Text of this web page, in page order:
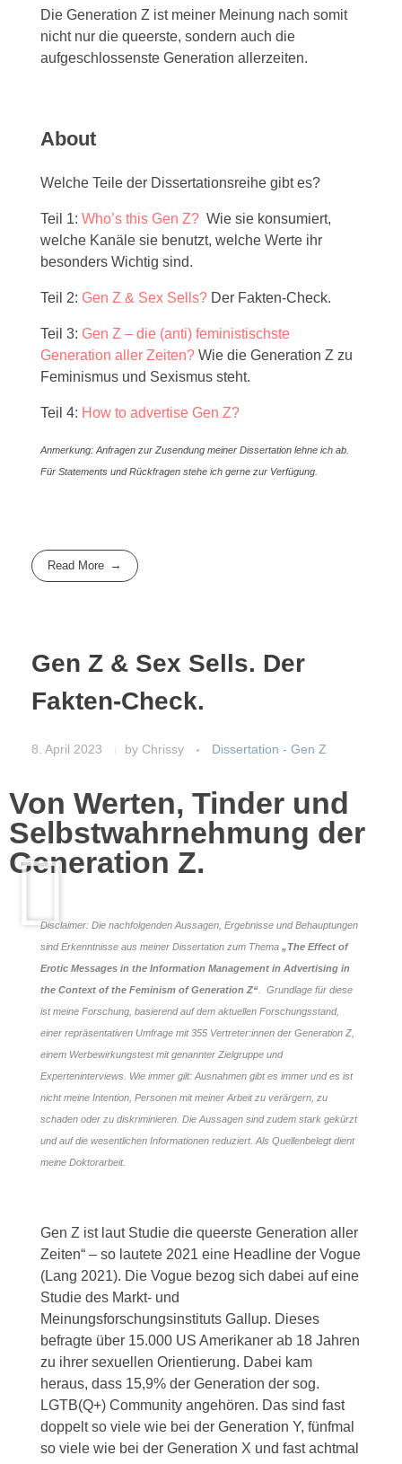
Die Generation Z ist meiner Meinung nach somit
nicht nur die queerste, sondern auch die
aufgeschlossenste Generation allerzeiten.
About
Welche Teile der Dissertationsreihe gibt es?
Teil 1: Who’s this Gen Z? Wie sie konsumiert,
welche Kanäle sie benutzt, welche Werte ihr
besonders Wichtig sind.
Teil 2: Gen Z & Sex Sells? Der Fakten-Check.
Teil 3: Gen Z – die (anti) feministischste
Generation aller Zeiten? Wie die Generation Z zu
Feminismus und Sexismus steht.
Teil 4: How to advertise Gen Z?
Anmerkung: Anfragen zur Zusendung meiner Dissertation lehne ich ab.
Für Statements und Rückfragen stehe ich gerne zur Verfügung.
Read More
Gen Z & Sex Sells. Der
Fakten-Check.
8. April 2023 by Chrissy Dissertation - Gen Z
Von Werten, Tinder und
Selbstwahrnehmung der
Generation Z.
Disclaimer: Die nachfolgenden Aussagen, Ergebnisse und Behauptungen
sind Erkenntnisse aus meiner Dissertation zum Thema „The Effect of
Erotic Messages in the Information Management in Advertising in
the Context of the Feminism of Generation Z“ . Grundlage für diese
ist meine Forschung, basierend auf dem aktuellen Forschungsstand,
einer repräsentativen Umfrage mit 355 Vertreter:innen der Generation Z,
einem Werbewirkungstest mit genannter Zielgruppe und
Experteninterviews. Wie immer gilt: Ausnahmen gibt es immer und es ist
nicht meine Intention, Personen mit meiner Arbeit zu verärgern, zu
schaden oder zu diskriminieren. Die Aussagen sind zudem stark gekürzt
und auf die wesentlichen Informationen reduziert. Als Quellenbelegt dient
meine Doktorarbeit.
Gen Z ist laut Studie die queerste Generation aller
Zeiten“ – so lautete 2021 eine Headline der Vogue
(Lang 2021). Die Vogue bezog sich dabei auf eine
Studie des Markt- und
Meinungsforschungsinstituts Gallup. Dieses
befragte über 15.000 US Amerikaner ab 18 Jahren
zu ihrer sexuellen Orientierung. Dabei kam
heraus, dass 15,9% der Generation der sog.
LGTB(Q+) Community angehören. Das sind fast
doppelt so viele wie bei der Generation Y, fünfmal
so viele wie bei der Generation X und fast achtmal